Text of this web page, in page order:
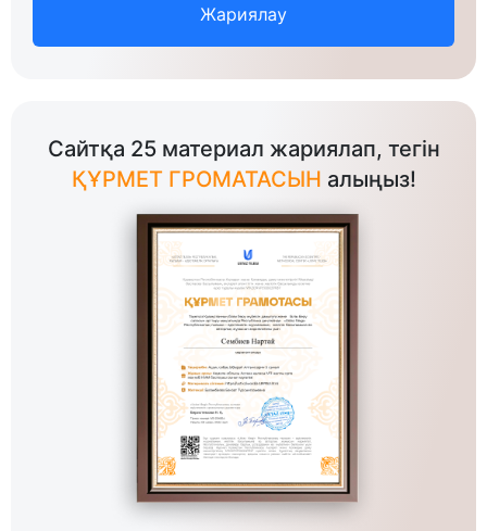
Жариялау
Сайтқа 25 материал жариялап, тегін
ҚҰРМЕТ ГРОМАТАСЫН алыңыз!